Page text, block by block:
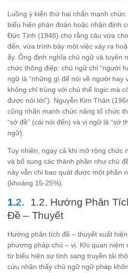
Luồng ý kiến thứ hai nhấn mạnh chức
biểu hiện phán đoán hoặc nhận định
Đức Tịnh (1948) cho rằng câu vừa
đến, vừa trình bày một việc xảy ra
ấy. Ông định nghĩa chủ ngữ và tuyên
chức thông điệp: chủ ngữ chỉ “người
ngữ là “những gì để nói về người hay
không chỉ trùng với chủ thể logic mà
được nói tới”). Nguyễn Kim Thản
cũng nhấn mạnh chức năng tổ chức
“sở đề” (cái nói đến) và vị ngữ là “sở
ngữ).
Tuy nhiên, ngay cả khi mở rộng chức
và bổ sung các thành phần như chủ
này vẫn chỉ bao quát được một phần
(khoảng 15-25%).
1.2. Hướng Phân
Đề – Thuyết
Hướng phân tích đề – thuyết xuất
phương pháp chủ – vị. Khi quan niệm
từ biểu hiện sự tình sang truyền tải
cứu nhận thấy chủ ngữ ngữ pháp